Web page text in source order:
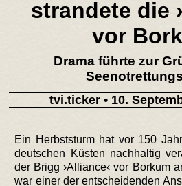
strandete die
vor
Drama führte zur
tvi.ticker • 10.
Ein Herbststurm hat vor 150
deutschen Küsten nachhaltig
der Brigg ›Alliance‹ vor Borkum
war einer der entscheidenden